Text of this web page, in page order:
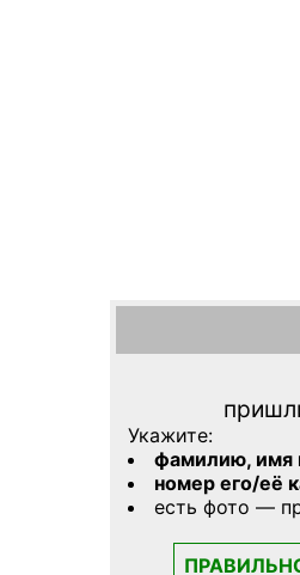
Укажите:
фамилию, имя
номер его/её
есть фото —